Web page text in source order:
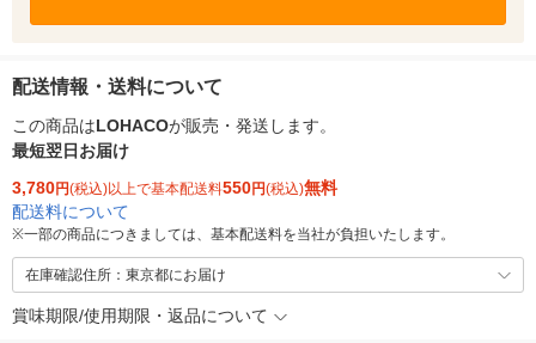
配送情報・送料について
この商品はLOHACOが販売・発送します。
最短翌日お届け
3,780円(税込)以上で基本配送料550円(税込)無料
配送料について
※一部の商品につきましては、基本配送料を当社が負担いたします。
在庫確認住所：東京都にお届け
賞味期限/使用期限・返品について